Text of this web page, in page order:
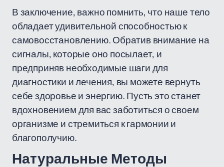
В заключение, важно помнить, что наше тело
обладает удивительной способностью к
самовосстановлению. Обратив внимание на
сигналы, которые оно посылает, и
предприняв необходимые шаги для
диагностики и лечения, вы можете вернуть
себе здоровье и энергию. Пусть это станет
вдохновением для вас заботиться о своем
организме и стремиться к гармонии и
благополучию.
Натуральные Методы